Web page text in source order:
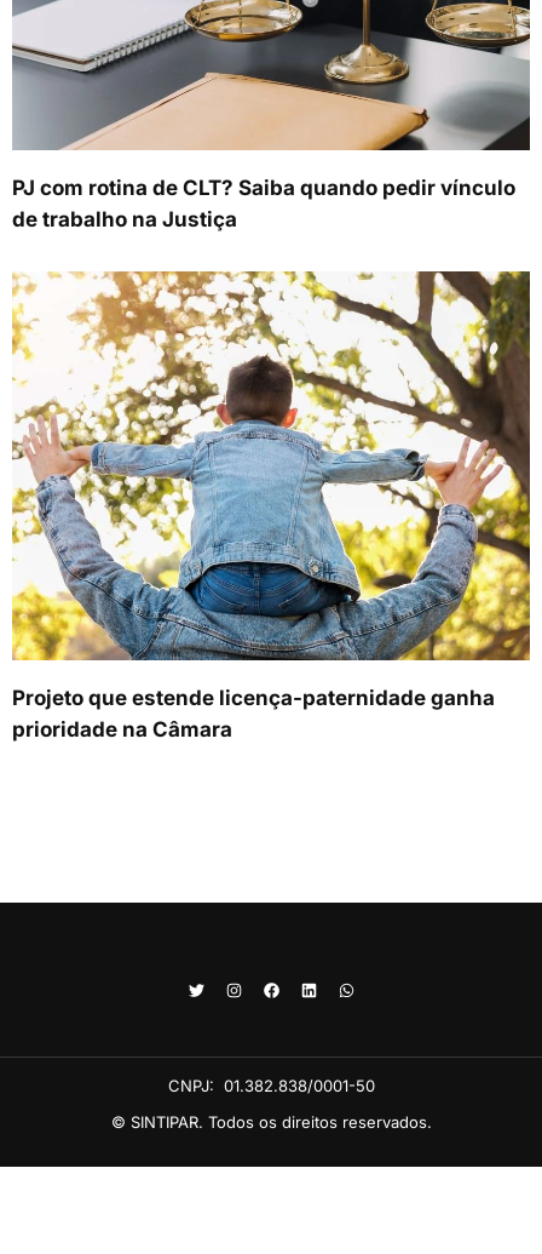
PJ com rotina de CLT? Saiba quando pedir vínculo
de trabalho na Justiça
Projeto que estende licença-paternidade ganha
prioridade na Câmara
CNPJ: 01.382.838/0001-50
© SINTIPAR. Todos os direitos reservados.